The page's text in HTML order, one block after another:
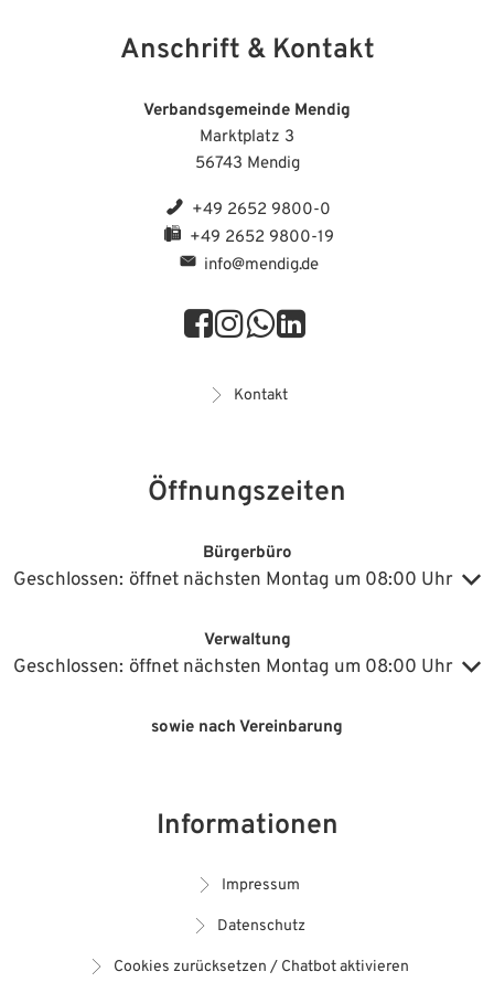
Anschrift & Kontakt
Verbandsgemeinde Mendig
Marktplatz 3
56743 Mendig
+49 2652 9800-0
+49 2652 9800-19
info@mendig.de
Kontakt
Öffnungszeiten
Bürgerbüro
Klicken, um weitere Öffnungs- oder Schließzeiten auszublenden
Geschlossen: öffnet nächsten Montag um 08:00 Uhr
Verwaltung
Klicken, um weitere Öffnungs- oder Schließzeiten auszublenden
Geschlossen: öffnet nächsten Montag um 08:00 Uhr
sowie nach Vereinbarung
Informationen
Impressum
Datenschutz
Cookies zurücksetzen / Chatbot aktivieren